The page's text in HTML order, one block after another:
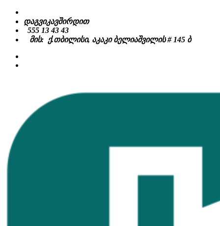
Skip
content
დაგვიკავშირდით
555 13 43 43
მის: ქ.თბილისი, აკაკი ბელიაშვილის # 145 ბ